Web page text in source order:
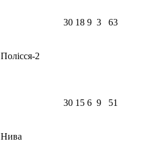
Полісся-2
30 18 9 3 63
Нива
30 15 6 9 51